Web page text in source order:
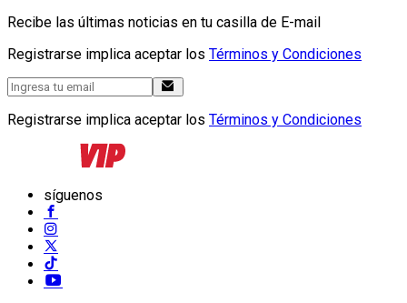
Recibe las últimas noticias en tu casilla de E-mail
Registrarse implica aceptar los Términos y Condiciones
Registrarse implica aceptar los Términos y Condiciones
síguenos